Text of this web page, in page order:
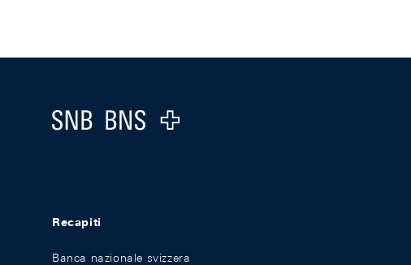
Footer
Logo
Recapiti
Banca nazionale svizzera